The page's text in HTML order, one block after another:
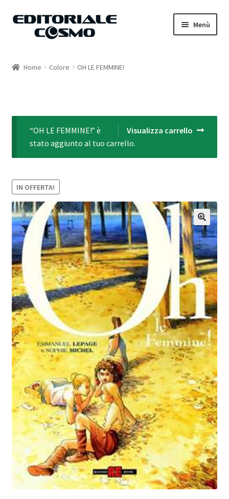
Vai
Vai
Menù
Il mio account
Home Colore OH LE FEMMINE!
Visualizza carrello
“OH LE FEMMINE!” è
stato aggiunto al tuo carrello.
IN OFFERTA!